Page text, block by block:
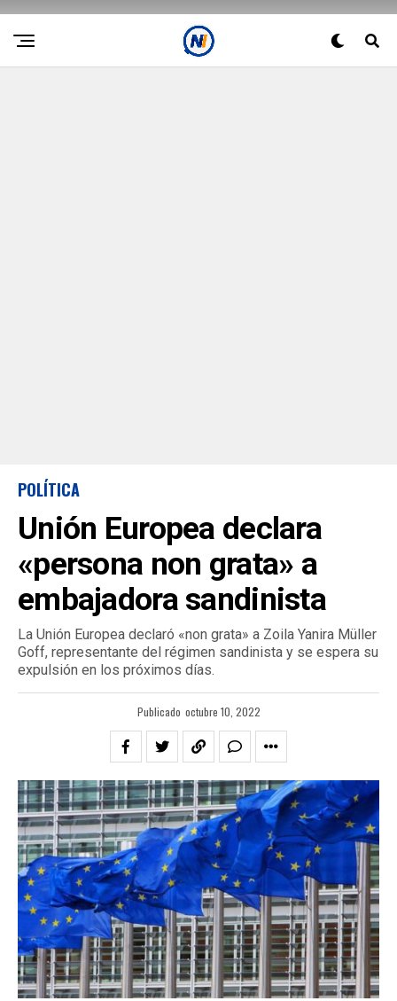
POLÍTICA
Unión Europea declara
«persona non grata» a
embajadora sandinista
La Unión Europea declaró «non grata» a Zoila Yanira Müller
Goff, representante del régimen sandinista y se espera su
expulsión en los próximos días.
Publicado octubre 10, 2022